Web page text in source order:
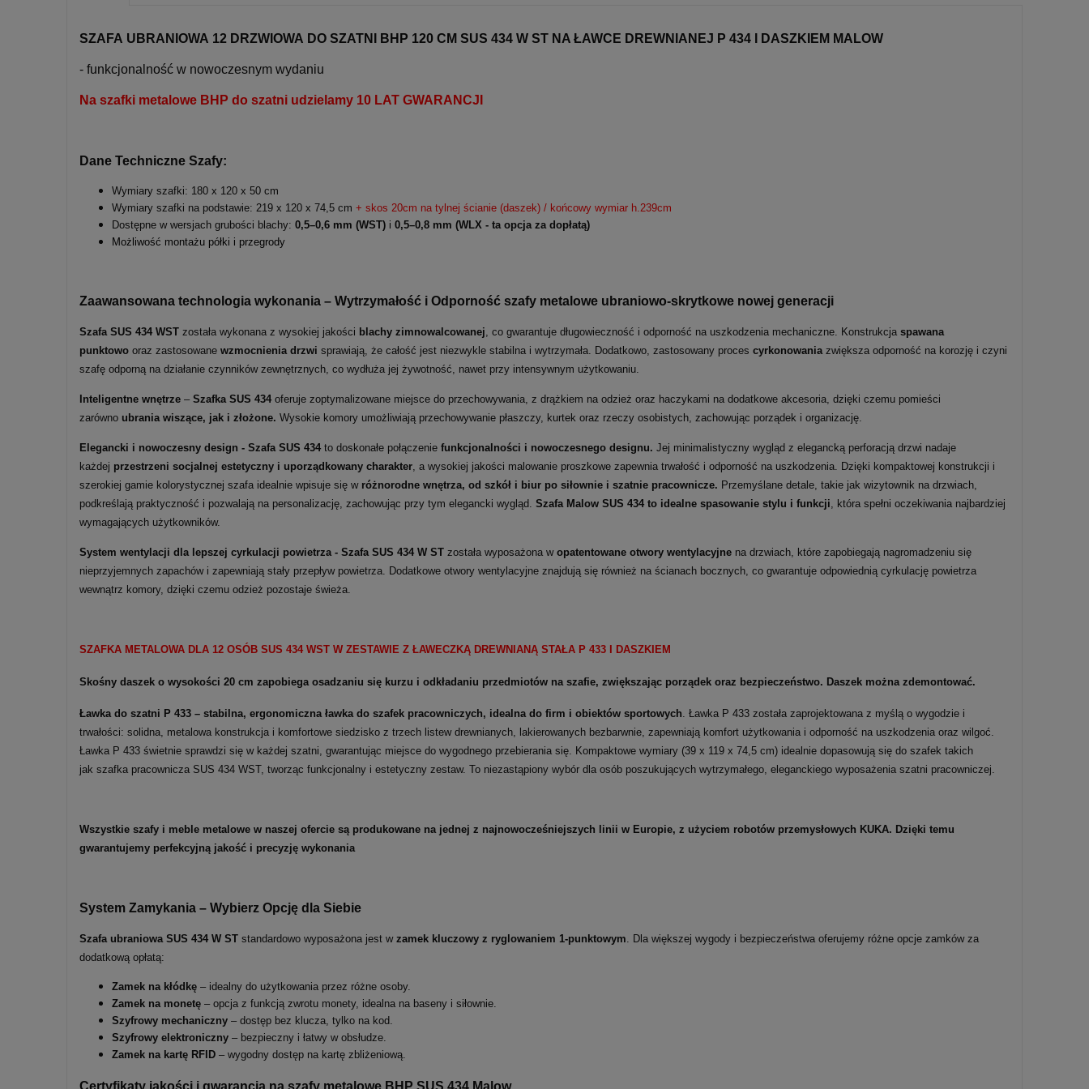
SZAFA UBRANIOWA 12 DRZWIOWA DO SZATNI BHP 120 CM SUS 434 W ST NA ŁAWCE DREWNIANEJ P 434 I DASZKIEM MALOW
- funkcjonalność w nowoczesnym wydaniu
Na szafki metalowe BHP do szatni udzielamy 10 LAT GWARANCJI
Dane Techniczne Szafy:
Wymiary szafki: 180 x 120 x 50 cm
Wymiary szafki na podstawie: 219 x 120 x 74,5 cm + skos 20cm na tylnej ścianie (daszek) / końcowy wymiar h.239cm
Dostępne w wersjach grubości blachy: 0,5–0,6 mm (WST) i 0,5–0,8 mm (WLX - ta opcja za dopłatą)
Możliwość montażu półki i przegrody
Zaawansowana technologia wykonania – Wytrzymałość i Odporność szafy metalowe ubraniowo-skrytkowe nowej generacji
Szafa SUS 434 WST została wykonana z wysokiej jakości blachy zimnowalcowanej , co gwarantuje długowieczność i odporność na uszkodzenia mechaniczne. Konstrukcja spawana
punktowo oraz zastosowane wzmocnienia drzwi sprawiają, że całość jest niezwykle stabilna i wytrzymała. Dodatkowo, zastosowany proces cyrkonowania zwiększa odporność na korozję i czyni
szafę odporną na działanie czynników zewnętrznych, co wydłuża jej żywotność, nawet przy intensywnym użytkowaniu.
Inteligentne wnętrze – Szafka SUS 434 oferuje zoptymalizowane miejsce do przechowywania, z drążkiem na odzież oraz haczykami na dodatkowe akcesoria, dzięki czemu pomieści
zarówno ubrania wiszące, jak i złożone. Wysokie komory umożliwiają przechowywanie płaszczy, kurtek oraz rzeczy osobistych, zachowując porządek i organizację.
Elegancki i nowoczesny design - Szafa SUS 434 to doskonałe połączenie funkcjonalności i nowoczesnego designu. Jej minimalistyczny wygląd z elegancką perforacją drzwi nadaje
każdej przestrzeni socjalnej estetyczny i uporządkowany charakter , a wysokiej jakości malowanie proszkowe zapewnia trwałość i odporność na uszkodzenia. Dzięki kompaktowej konstrukcji i
szerokiej gamie kolorystycznej szafa idealnie wpisuje się w różnorodne wnętrza, od szkół i biur po siłownie i szatnie pracownicze. Przemyślane detale, takie jak wizytownik na drzwiach,
podkreślają praktyczność i pozwalają na personalizację, zachowując przy tym elegancki wygląd. Szafa Malow SUS 434 to idealne spasowanie stylu i funkcji , która spełni oczekiwania najbardziej
wymagających użytkowników.
System wentylacji dla lepszej cyrkulacji powietrza - Szafa SUS 434 W ST została wyposażona w opatentowane otwory wentylacyjne na drzwiach, które zapobiegają nagromadzeniu się
nieprzyjemnych zapachów i zapewniają stały przepływ powietrza. Dodatkowe otwory wentylacyjne znajdują się również na ścianach bocznych, co gwarantuje odpowiednią cyrkulację powietrza
wewnątrz komory, dzięki czemu odzież pozostaje świeża.
SZAFKA METALOWA DLA 12 OSÓB SUS 434 WST W ZESTAWIE Z ŁAWECZKĄ DREWNIANĄ STAŁA P 433 I DASZKIEM
Skośny daszek o wysokości 20 cm zapobiega osadzaniu się kurzu i odkładaniu przedmiotów na szafie, zwiększając porządek oraz bezpieczeństwo. Daszek można zdemontować.
Ławka do szatni P 433 – stabilna, ergonomiczna ławka do szafek pracowniczych, idealna do firm i obiektów sportowych. Ławka P 433 została zaprojektowana z myślą o wygodzie i
trwałości: solidna, metalowa konstrukcja i komfortowe siedzisko z trzech listew drewnianych, lakierowanych bezbarwnie, zapewniają komfort użytkowania i odporność na uszkodzenia oraz wilgoć.
Ławka P 433 świetnie sprawdzi się w każdej szatni, gwarantując miejsce do wygodnego przebierania się. Kompaktowe wymiary (39 x 119 x 74,5 cm) idealnie dopasowują się do szafek takich
jak szafka pracownicza SUS 434 WST, tworząc funkcjonalny i estetyczny zestaw. To niezastąpiony wybór dla osób poszukujących wytrzymałego, eleganckiego wyposażenia szatni pracowniczej.
Wszystkie szafy i meble metalowe w naszej ofercie są produkowane na jednej z najnowocześniejszych linii w Europie, z użyciem robotów przemysłowych KUKA. Dzięki temu
gwarantujemy perfekcyjną jakość i precyzję wykonania
System Zamykania – Wybierz Opcję dla Siebie
Szafa ubraniowa SUS 434 W ST standardowo wyposażona jest w zamek kluczowy z ryglowaniem 1-punktowym. Dla większej wygody i bezpieczeństwa oferujemy różne opcje zamków za
dodatkową opłatą:
Zamek na kłódkę – idealny do użytkowania przez różne osoby.
Zamek na monetę – opcja z funkcją zwrotu monety, idealna na baseny i siłownie.
Szyfrowy mechaniczny – dostęp bez klucza, tylko na kod.
Szyfrowy elektroniczny – bezpieczny i łatwy w obsłudze.
Zamek na kartę RFID – wygodny dostęp na kartę zbliżeniową.
Certyfikaty jakości i gwarancja na szafy metalowe BHP SUS 434 Malow